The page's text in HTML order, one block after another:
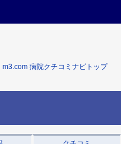
m3.com 病院クチコミナビトップ